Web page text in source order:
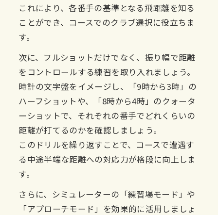
これにより、各番手の基準となる飛距離を知る
ことができ、コースでのクラブ選択に役立ちま
す。
次に、フルショットだけでなく、振り幅で距離
をコントロールする練習を取り入れましょう。
時計の文字盤をイメージし、「9時から3時」の
ハーフショットや、「8時から4時」のクォータ
ーショットで、それぞれの番手でどれくらいの
距離が打てるのかを確認しましょう。
このドリルを繰り返すことで、コースで遭遇す
る中途半端な距離への対応力が格段に向上しま
す。
さらに、シミュレーターの「練習場モード」や
「アプローチモード」を効果的に活用しましょ